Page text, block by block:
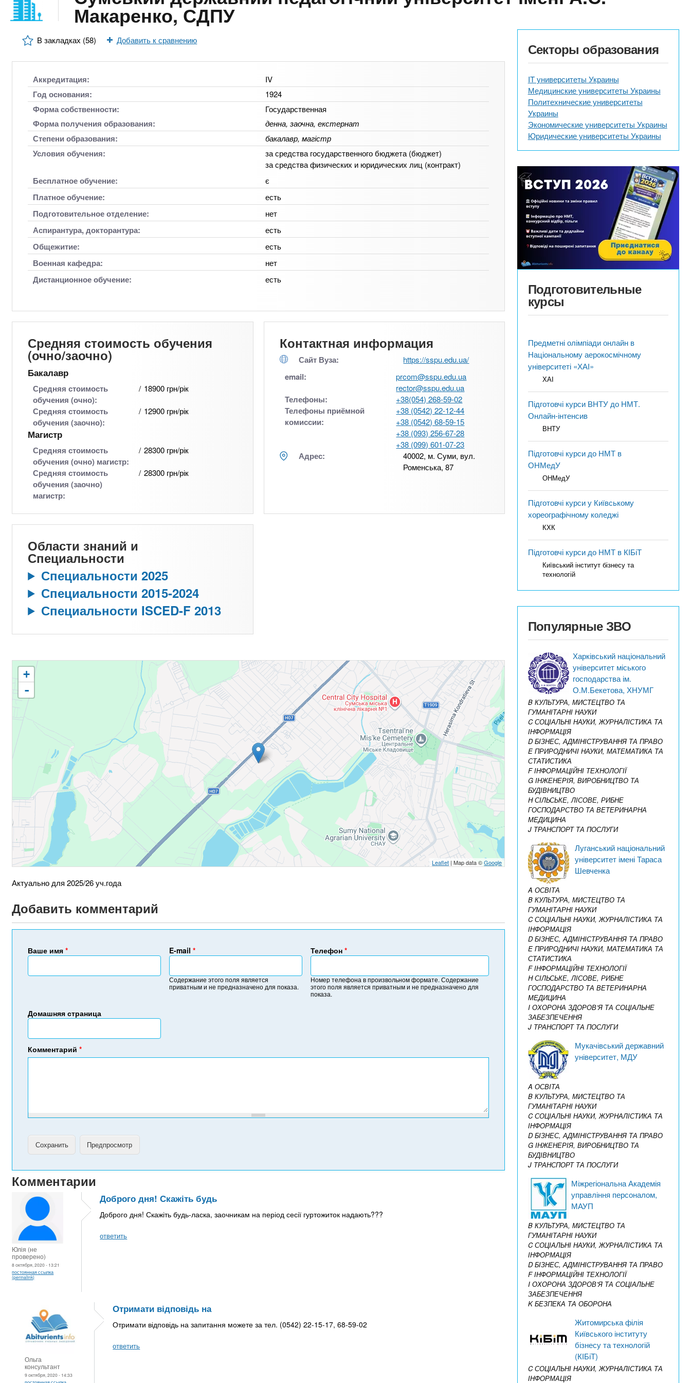
n
s
n
o
х
з
е
Макаренко, СДПУ
В закладках (58) Добавить к сравнению
Аккредитация: IV
Год основания: 1924
Форма собственности: Государственная
Форма получения образования: денна, заочна, екстернат
Степени образования: бакалавр, магістр
Условия обучения:
за средства государственного бюджета (бюджет)
за средства физических и юридических лиц (контракт)
Бесплатное обучение: є
Платное обучение: есть
Подготовительное отделение: нет
Аспирантура, докторантура: есть
Общежитие: есть
Военная кафедра: нет
Дистанционное обучение: есть
Средняя стоимость обучения
(очно/заочно)
Бакалавр
Средняя стоимость
обучения (очно):
18900 грн/рік
Средняя стоимость
обучения (заочно):
12900 грн/рік
Магистр
Средняя стоимость
обучения (очно) магистр:
28300 грн/рік
Средняя стоимость
обучения (заочно)
магистр:
28300 грн/рік
Контактная информация
Сайт Вуза: https://sspu.edu.ua/
email:
prcom@sspu.edu.ua
rector@sspu.edu.ua
Телефоны: +38(054) 268-59-02
Телефоны приёмной
комиссии:
+38 (0542) 22-12-44
+38 (0542) 68-59-15
+38 (093) 256-67-28
+38 (099) 601-07-23
Адрес:
40002, м. Суми, вул.
Роменська, 87
Области знаний и
Специальности
Специальности 2025
Специальности 2015-2024
Специальности ISCED-F 2013
+
-
Leaflet | Map data ©Google
Актуально для 2025/26 уч.года
Добавить комментарий
Ваше имя* E-mail *
Содержание этого поля является
приватным и не предназначено для показа.
Домашняя страница
Телефон *
Н
м
е
Номер телефона в произвольном формате. Содержание
этого поля является приватным и не предназначено для
показа.
Комментарий*
Комментарии
Юлія (не
проверено)
8 октября, 2020 - 13:21
постоянная ссылка
(permalink)
Доброго дня! Скажіть будь
Доброго дня! Скажіть будь-ласка, заочникам на період сесії гуртожиток надають???
ответить
Ольга
консультант
9 октября, 2020 - 14:33
постоянная ссылка
Отримати відповідь на
Отримати відповідь на запитання можете за тел. (0542) 22-15-17, 68-59-02
ответить
Секторы образования
IT университеты Украины
Медицинские университеты Украины
Политехнические университеты
Украины
Экономические университеты Украины
Юридические университеты Украины
Подготовительные
курсы
Предметні олімпіади онлайн в
Національному аерокосмічному
університеті «ХАІ»
ХАІ
Підготовчі курси ВНТУ до НМТ.
Онлайн-інтенсив
ВНТУ
Підготовчі курси до НМТ в
ОНМедУ
ОНМедУ
Підготовчі курси у Київському
хореографічному коледжі
КХК
Підготовчі курси до НМТ в КІБіТ
Київський інститут бізнесу та
технологій
Популярные ЗВО
Харківський національний
університет міського
господарства ім.
О.М.Бекетова, ХНУМГ
B КУЛЬТУРА, МИСТЕЦТВО ТА
ГУМАНІТАРНІ НАУКИ
C СОЦІАЛЬНІ НАУКИ, ЖУРНАЛІСТИКА ТА
ІНФОРМАЦІЯ
D БІЗНЕС, АДМІНІСТРУВАННЯ ТА ПРАВО
E ПРИРОДНИЧІ НАУКИ, МАТЕМАТИКА ТА
СТАТИСТИКА
F ІНФОРМАЦІЙНІ ТЕХНОЛОГІЇ
G ІНЖЕНЕРІЯ, ВИРОБНИЦТВО ТА
БУДІВНИЦТВО
H СІЛЬСЬКЕ, ЛІСОВЕ, РИБНЕ
ГОСПОДАРСТВО ТА ВЕТЕРИНАРНА
МЕДИЦИНА
J ТРАНСПОРТ ТА ПОСЛУГИ
Луганський національний
університет імені Тараса
Шевченка
A ОСВІТА
B КУЛЬТУРА, МИСТЕЦТВО ТА
ГУМАНІТАРНІ НАУКИ
C СОЦІАЛЬНІ НАУКИ, ЖУРНАЛІСТИКА ТА
ІНФОРМАЦІЯ
D БІЗНЕС, АДМІНІСТРУВАННЯ ТА ПРАВО
E ПРИРОДНИЧІ НАУКИ, МАТЕМАТИКА ТА
СТАТИСТИКА
F ІНФОРМАЦІЙНІ ТЕХНОЛОГІЇ
H СІЛЬСЬКЕ, ЛІСОВЕ, РИБНЕ
ГОСПОДАРСТВО ТА ВЕТЕРИНАРНА
МЕДИЦИНА
I ОХОРОНА ЗДОРОВ’Я ТА СОЦІАЛЬНЕ
ЗАБЕЗПЕЧЕННЯ
J ТРАНСПОРТ ТА ПОСЛУГИ
Мукачівський державний
університет, МДУ
A ОСВІТА
B КУЛЬТУРА, МИСТЕЦТВО ТА
ГУМАНІТАРНІ НАУКИ
C СОЦІАЛЬНІ НАУКИ, ЖУРНАЛІСТИКА ТА
ІНФОРМАЦІЯ
D БІЗНЕС, АДМІНІСТРУВАННЯ ТА ПРАВО
G ІНЖЕНЕРІЯ, ВИРОБНИЦТВО ТА
БУДІВНИЦТВО
J ТРАНСПОРТ ТА ПОСЛУГИ
Міжрегіональна Академія
управління персоналом,
МАУП
B КУЛЬТУРА, МИСТЕЦТВО ТА
ГУМАНІТАРНІ НАУКИ
C СОЦІАЛЬНІ НАУКИ, ЖУРНАЛІСТИКА ТА
ІНФОРМАЦІЯ
D БІЗНЕС, АДМІНІСТРУВАННЯ ТА ПРАВО
F ІНФОРМАЦІЙНІ ТЕХНОЛОГІЇ
I ОХОРОНА ЗДОРОВ’Я ТА СОЦІАЛЬНЕ
ЗАБЕЗПЕЧЕННЯ
K БЕЗПЕКА ТА ОБОРОНА
Житомирська філія
Київського інституту
бізнесу та технологій
(КІБіТ)
C СОЦІАЛЬНІ НАУКИ, ЖУРНАЛІСТИКА ТА
ІНФОРМАЦІЯ